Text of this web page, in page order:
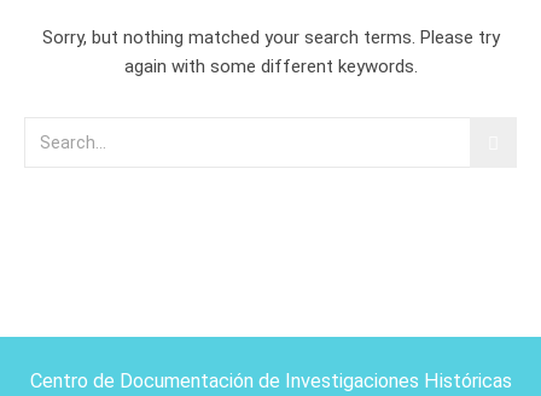
Sorry, but nothing matched your search terms. Please try
again with some different keywords.
Centro de Documentación de Investigaciones Históricas